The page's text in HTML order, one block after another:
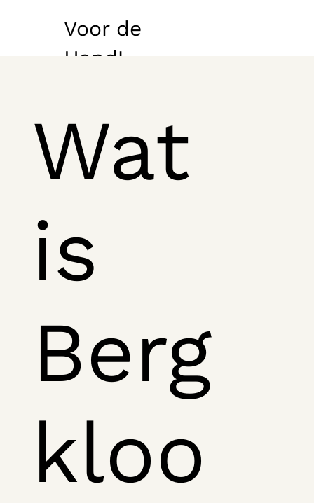
Voor de
Hand!
Wat
is
Berg
kloo